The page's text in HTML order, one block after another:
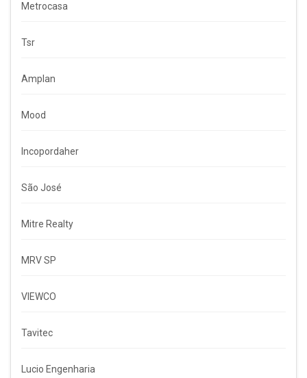
Metrocasa
Tsr
Amplan
Mood
Incopordaher
São José
Mitre Realty
MRV SP
VIEWCO
Tavitec
Lucio Engenharia